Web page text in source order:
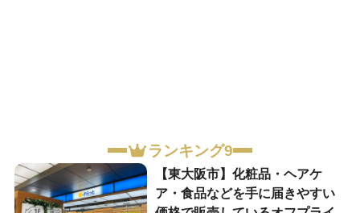
ランキング9
【東大阪市】化粧品・ヘアケ
ア・食品などを手に届きやすい